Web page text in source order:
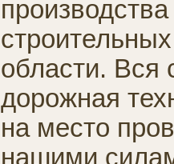
области. Вся
дорожная
на место
нашими